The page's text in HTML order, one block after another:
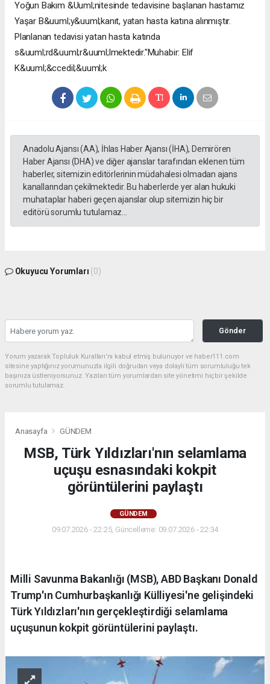
Yoğun Bakım &Uuml;nitesinde tedavisine başlanan hastamız
Yaşar B&uuml;y&uuml;kanıt, yatan hasta katına alınmıştır.
Planlanan tedavisi yatan hasta katında
s&uuml;rd&uuml;r&uuml;lmektedir."Muhabir: Elif
K&uuml;&ccedil;&uuml;k
Anadolu Ajansı (AA), İhlas Haber Ajansı (İHA), Demirören
Haber Ajansı (DHA) ve diğer ajanslar tarafından eklenen tüm
haberler, sitemizin editörlerinin müdahalesi olmadan ajans
kanallarından çekilmektedir. Bu haberlerde yer alan hukuki
muhataplar haberi geçen ajanslar olup sitemizin hiç bir
editörü sorumlu tutulamaz...
Okuyucu Yorumları (0)
Gönder
Yorum yazarak Topluluk Kuralları’nı kabul etmiş bulunuyor ve haber111.com
sitesine yaptığınız yorumunuzla ilgili doğrudan veya dolaylı tüm sorumluluğu tek
başınıza üstleniyorsunuz. Yazılan tüm yorumlardan site yönetimi hiçbir şekilde
sorumlu tutulamaz.
Anasayfa GÜNDEM
MSB, Türk Yıldızları'nın selamlama
uçuşu esnasındaki kokpit
görüntülerini paylaştı
GÜNDEM
09.07.2026 - 22:25, Güncelleme: 09.07.2026 - 22:34
Milli Savunma Bakanlığı (MSB), ABD Başkanı Donald
Trump'ın Cumhurbaşkanlığı Külliyesi'ne gelişindeki
Türk Yıldızları'nın gerçekleştirdiği selamlama
uçuşunun kokpit görüntülerini paylaştı.